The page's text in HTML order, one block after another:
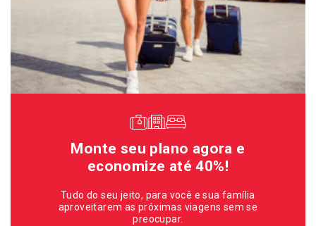
Monte seu plano agora e
economize até 40%!
Tudo do seu jeito, para você e sua família
aproveitarem as próximas viagens sem se
preocupar.